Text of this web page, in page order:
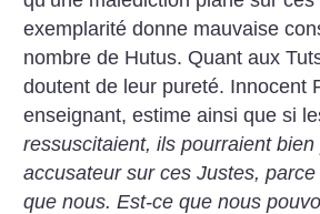
exemplarité donne mauvaise
nombre de Hutus. Quant aux
doutent de leur pureté. Innocent
enseignant, estime ainsi que si
ressuscitaient, ils pourraient
accusateur sur ces Justes, parce
que nous. Est-ce que nous